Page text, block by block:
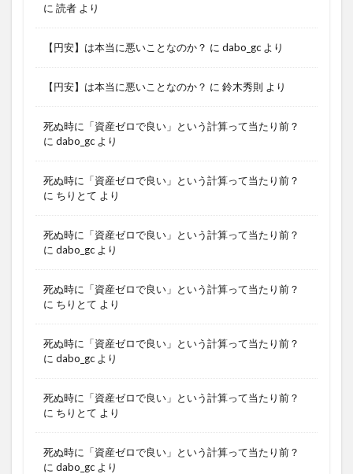
に 読者 より
【円安】は本当に悪いことなのか？ に dabo_gc より
【円安】は本当に悪いことなのか？ に 鈴木秀則 より
死ぬ時に「資産ゼロで良い」という計算って当たり前？
に dabo_gc より
死ぬ時に「資産ゼロで良い」という計算って当たり前？
に ちりとて より
死ぬ時に「資産ゼロで良い」という計算って当たり前？
に dabo_gc より
死ぬ時に「資産ゼロで良い」という計算って当たり前？
に ちりとて より
死ぬ時に「資産ゼロで良い」という計算って当たり前？
に dabo_gc より
死ぬ時に「資産ゼロで良い」という計算って当たり前？
に ちりとて より
死ぬ時に「資産ゼロで良い」という計算って当たり前？
に dabo_gc より